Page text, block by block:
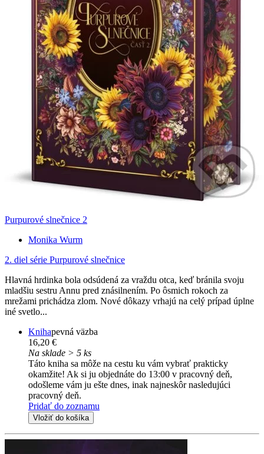
Purpurové slnečnice 2
Monika Wurm
2. diel série Purpurové slnečnice
Hlavná hrdinka bola odsúdená za vraždu otca, keď bránila svoju
mladšiu sestru Annu pred znásilnením. Po ôsmich rokoch za
mrežami prichádza zlom. Nové dôkazy vrhajú na celý prípad úplne
iné svetlo...
Knihapevná väzba
16,20 €
Na sklade > 5 ks
Táto kniha sa môže na cestu ku vám vybrať prakticky
okamžite! Ak si ju objednáte do 13:00 v pracovný deň,
odošleme vám ju ešte dnes, inak najneskôr nasledujúci
pracovný deň.
Pridať do zoznamu
Vložiť do košíka